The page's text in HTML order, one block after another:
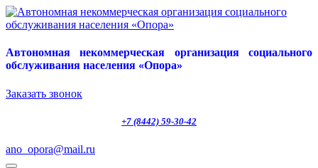
Автономная некоммерческая организация социального
обслуживания населения «Опора»
Заказать звонок
+7 (8442) 59-30-42
ano_opora@mail.ru